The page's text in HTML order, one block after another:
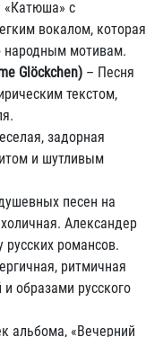
«Катюша» с
вокалом, которая
народным мотивам.
Glöckchen) – Песня
текстом,
задорная
и шутливым
песен на
Александер
русских романсов.
ритмичная
образами русского
альбома, «Вечерний